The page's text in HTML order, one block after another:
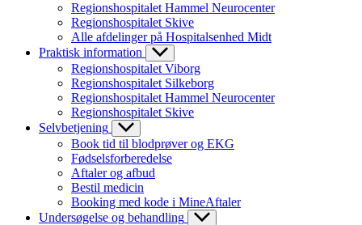
Regionshospitalet Hammel Neurocenter
Regionshospitalet Skive
Alle afdelinger på Hospitalsenhed Midt
Praktisk information
Regionshospitalet Viborg
Regionshospitalet Silkeborg
Regionshospitalet Hammel Neurocenter
Regionshospitalet Skive
Selvbetjening
Book tid til blodprøver og EKG
Fødselsforberedelse
Aftaler og afbud
Bestil medicin
Booking med kode i MineAftaler
Undersøgelse og behandling